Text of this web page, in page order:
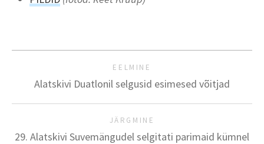
EELMINE
Alatskivi Duatlonil selgusid esimesed võitjad
JÄRGMINE
29. Alatskivi Suvemängudel selgitati parimaid kümnel